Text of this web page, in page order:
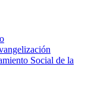
Social de la